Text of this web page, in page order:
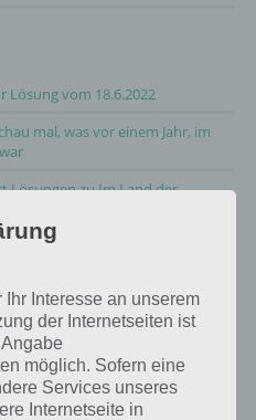
Lösung vom 18.6.2022
mal, was vor einem Jahr, im
Lösungen zu Im Land der
Interesse an unserem
der Internetseiten ist
möglich. Sofern eine
Services unseres
Internetseite in